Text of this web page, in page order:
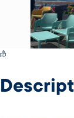
Switch Carte/Photos